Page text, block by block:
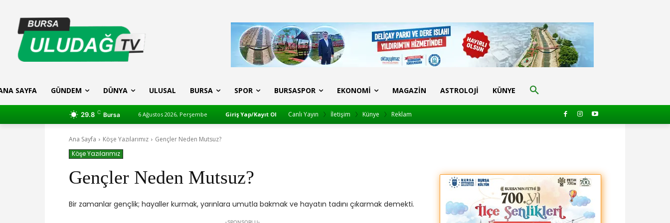
SAYFA GÜNDEM DÜNYA ULUSAL BURSA SPOR BURSASPOR EKONOMI MAGAZIN ASTROLOJI KÜNYE
29.8 C Bursa 6 Ağustos 2026, Perşembe Giriş Yap/Kayıt Ol Canlı Yayın İletişim Künye Reklam
Ana Sayfa Köşe Yazılarımız
Gençler Neden Mutsuz?
Köşe Yazılarımız
Gençler Neden Mutsuz?
Bir zamanlar gençlik; hayaller kurmak, yarınlara umutla bakmak ve hayatın tadını çıkarmak demekti.